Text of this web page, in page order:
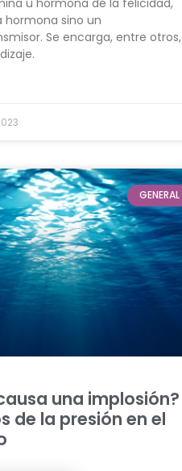
u hormona de la felicidad,
hormona sino un
Se encarga, entre otros,
GENERAL
una implosión?
de la presión en el